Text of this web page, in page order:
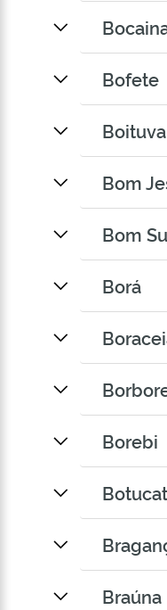
Bofete
Boituva
Bom
Bom
Borá
Borebi
Braúna